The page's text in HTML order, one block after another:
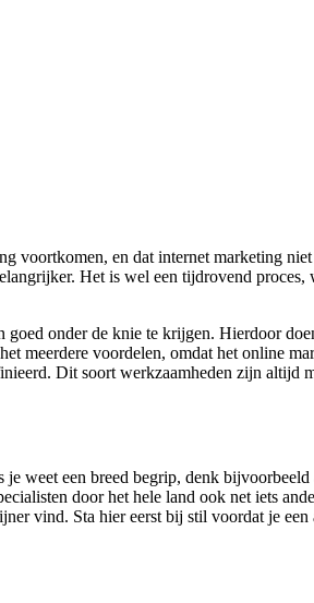
voortkomen, en dat internet marketing
Het is wel een tijdrovend
onder de knie te krijgen. Hierdoor
meerdere voordelen, omdat het online
Dit soort werkzaamheden zijn
weet een breed begrip, denk
door het hele land ook net iets
vind. Sta hier eerst bij stil voordat je